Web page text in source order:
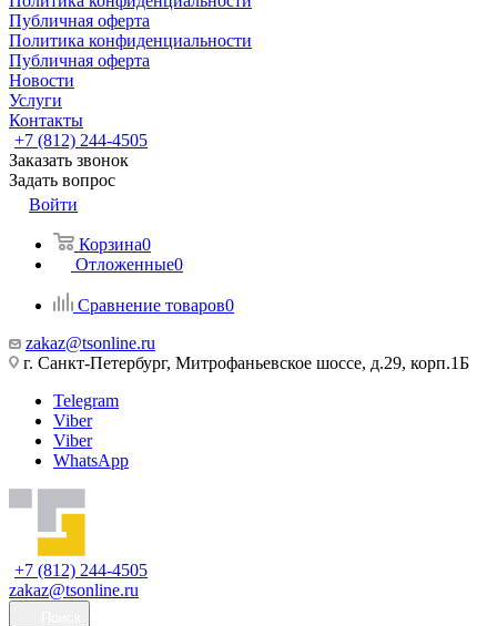
Публичная оферта
Политика конфиденциальности
Публичная оферта
Новости
Услуги
Контакты
+7 (812) 244-4505
Заказать звонок
Задать вопрос
Войти
Корзина0
Отложенные0
Сравнение товаров0
zakaz@tsonline.ru
г. Санкт-Петербург, Митрофаньевское шоссе, д.29, корп.1Б
Telegram
Viber
Viber
WhatsApp
+7 (812) 244-4505
zakaz@tsonline.ru